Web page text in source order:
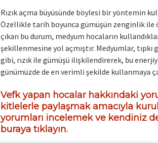
Rızık açma büyüsünde böylesi bir yöntemin
Özellikle tarih boyunca gümüşün zenginlik ile
çıkan bu durum, medyum hocaların
şekillenmesine yol açmıştır. Medyumlar, tıpkı
gibi, rızık ile gümüşü ilişkilendirerek, bu
günümüzde de en verimli şekilde kullanmaya
Vefk yapan hocalar hakkındaki
kitlelerle paylaşmak amacıyla
yorumları incelemek ve kendiniz
buraya tıklayın.